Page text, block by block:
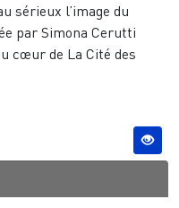
sérieux l’image du
par Simona Cerutti
cœur de La Cité des